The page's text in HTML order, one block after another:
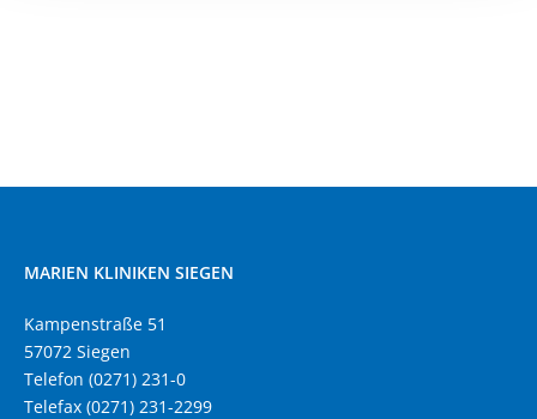
MARIEN KLINIKEN SIEGEN
Kampenstraße 51
57072 Siegen
Telefon (0271) 231-0
Telefax (0271) 231-2299